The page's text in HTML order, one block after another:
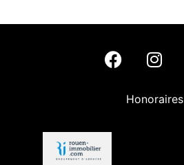
Honoraires